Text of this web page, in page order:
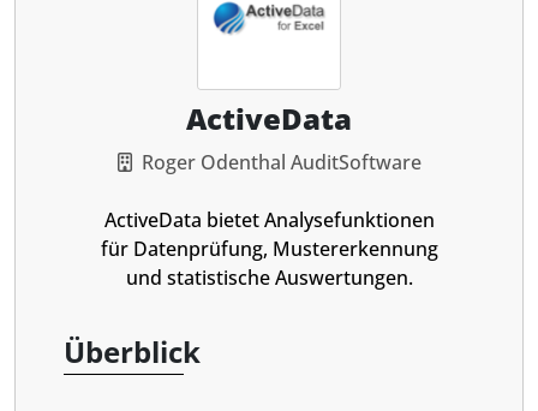
ActiveData
Roger Odenthal AuditSoftware
ActiveData bietet Analysefunktionen
für Datenprüfung, Mustererkennung
und statistische Auswertungen.
Überblick